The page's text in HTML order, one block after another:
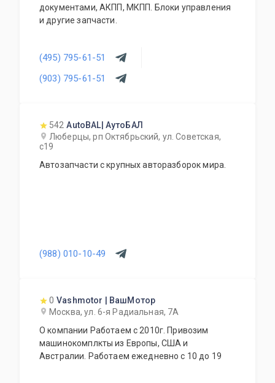
документами, АКПП, МКПП. Блоки управления
и другие запчасти.
(495) 795-61-51
(903) 795-61-51
542 AutoBAL| АутоБАЛ
Люберцы, рп Октябрьский, ул. Советская,
с19
Автозапчасти с крупных авторазборок мира.
(988) 010-10-49
0 Vashmotor | ВашМотор
Москва, ул. 6-я Радиальная, 7А
О компании Работаем с 2010г. Привозим
машинокомплкты из Европы, США и
Австралии. Работаем ежедневно с 10 до 19